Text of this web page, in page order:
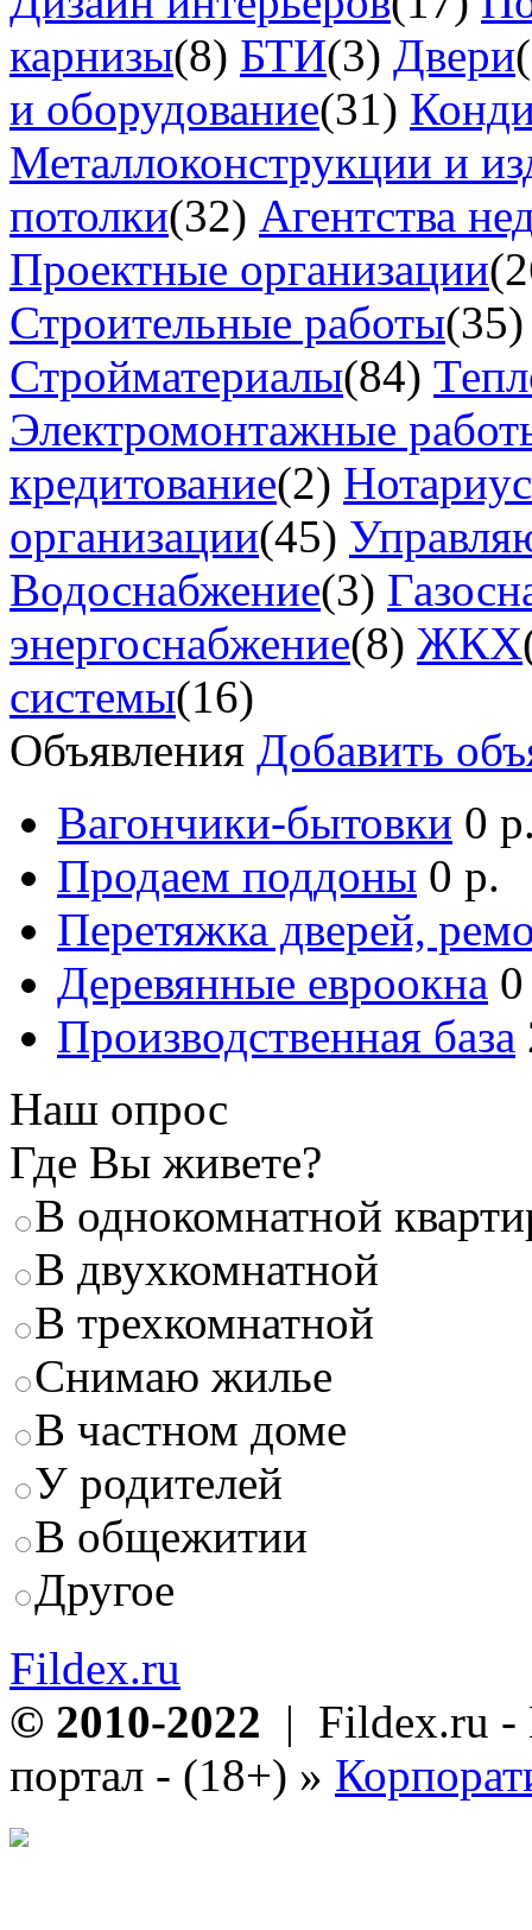
карнизы(8) БТИ(3) Двери
и оборудование(31)
Металлоконструкции и
потолки(32) Агентства
Проектные организации
Строительные работы(35)
Стройматериалы(84)
Электромонтажные
кредитование(2)
организации(45)
Водоснабжение(3)
энергоснабжение(8) ЖКХ
системы(16)
Объявления Добавить
Вагончики-бытовки 0
Продаем поддоны 0 р.
Перетяжка дверей,
Деревянные евроокна
Производственная база
Наш опрос
Где Вы живете?
В однокомнатной
В двухкомнатной
В трехкомнатной
Снимаю жилье
В частном доме
У родителей
В общежитии
Другое
Fildex.ru
© 2010-2022 | Fildex.ru -
портал - (18+) »